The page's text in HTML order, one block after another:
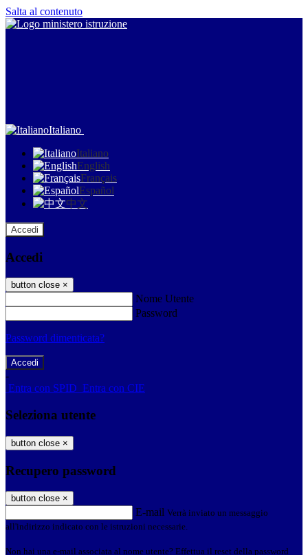
Salta al contenuto
Italiano
Italiano
English
Français
Español
中文
Accedi
Accedi
button close ×
Nome Utente
Password
Password dimenticata?
-
Entra con SPID Entra con CIE
Seleziona utente
button close ×
Recupero password
button close ×
E-mail Verrà inviato un messaggio
all'indirizzo indicato con le istruzioni necessarie.
Non hai una e-mail associata al nome utente? Effettua il reset della password